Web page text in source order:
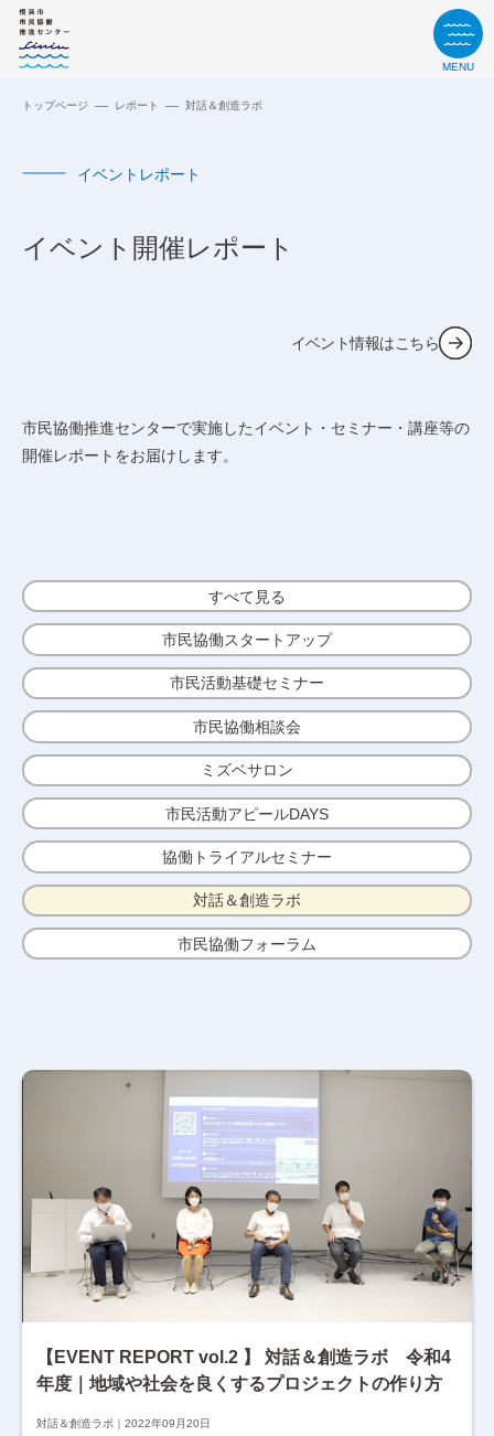
MENU
トップページ レポート 対話＆創造ラボ
イベントレポート
イベント開催レポート
イベント情報はこちら
市民協働推進センターで実施したイベント・セミナー・講座等の
開催レポートをお届けします。
すべて見る
市⺠協働スタートアップ
市⺠活動基礎セミナー
市⺠協働相談会
ミズベサロン
市⺠活動アピールDAYS
協働トライアルセミナー
対話＆創造ラボ
市民協働フォーラム
【EVENT REPORT vol.2 】 対話＆創造ラボ 令和4
年度｜地域や社会を良くするプロジェクトの作り方
対話＆創造ラボ 2022年09月20日